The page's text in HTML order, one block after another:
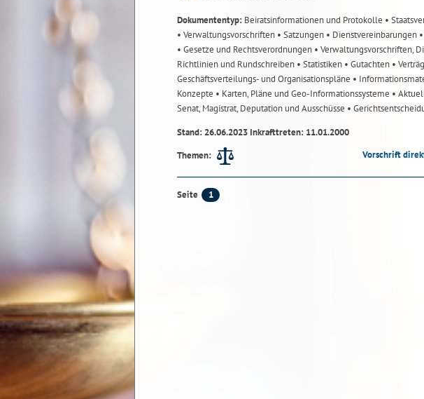
Dokumententyp: Beiratsinformationen und Protokolle •
• Verwaltungsvorschriften • Satzungen • Dienstvereinbarungen
• Gesetze und Rechtsverordnungen • Verwaltungsvorschriften,
Richtlinien und Rundschreiben • Statistiken • Gutachten •
Geschäftsverteilungs- und Organisationspläne •
Konzepte • Karten, Pläne und Geo-Informationssysteme •
Senat, Magistrat, Deputation und Ausschüsse •
Stand: 26.06.2023 Inkrafttreten: 11.01.2000
Themen:
Vorschrift
Seite 1